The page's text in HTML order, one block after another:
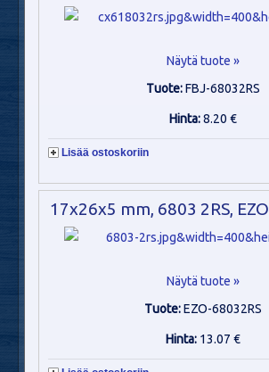
Näytä tuote »
Tuote:FBJ-68032RS
Hinta:8.20 €
Lisää ostoskoriin
17x26x5 mm, 6803 2RS, EZO
Näytä tuote »
Tuote:EZO-68032RS
Hinta: 13.07 €